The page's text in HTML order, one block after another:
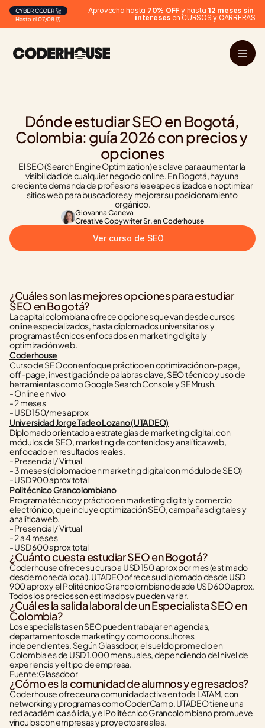
Hasta el 07/08 ⏰
CYBER CODER 🚀 Aprovecha hasta 70% OFF y hasta 12 meses sin
intereses en CURSOS y CARRERAS
Dónde estudiar SEO en Bogotá,
Colombia: guía 2026 con precios y
opciones
El SEO (Search Engine Optimization) es clave para aumentar la
visibilidad de cualquier negocio online. En Bogotá, hay una
creciente demanda de profesionales especializados en optimizar
sitios web para buscadores y mejorar su posicionamiento
orgánico.
Giovanna Caneva
Creative Copywriter Sr. en Coderhouse
Ver curso de SEO
¿Cuáles son las mejores opciones para estudiar
SEO en Bogotá?
La capital colombiana ofrece opciones que van desde cursos
online especializados, hasta diplomados universitarios y
programas técnicos enfocados en marketing digital y
optimización web.
Coderhouse
Curso de SEO con enfoque práctico en optimización on-page,
off-page, investigación de palabras clave, SEO técnico y uso de
herramientas como Google Search Console y SEMrush.
- Online en vivo
- 2 meses
- USD 150/mes aprox
Universidad Jorge Tadeo Lozano (UTADEO)
Diplomado orientado a estrategias de marketing digital, con
módulos de SEO, marketing de contenidos y analítica web,
enfocado en resultados reales.
- Presencial / Virtual
- 3 meses (diplomado en marketing digital con módulo de SEO)
- USD 900 aprox total
Politécnico Grancolombiano
Programa técnico y práctico en marketing digital y comercio
electrónico, que incluye optimización SEO, campañas digitales y
analítica web.
- Presencial / Virtual
- 2 a 4 meses
- USD 600 aprox total
¿Cuánto cuesta estudiar SEO en Bogotá?
Coderhouse ofrece su curso a USD 150 aprox por mes (estimado
desde moneda local). UTADEO ofrece su diplomado desde USD
900 aprox y el Politécnico Grancolombiano desde USD 600 aprox.
Todos los precios son estimados y pueden variar.
¿Cuál es la salida laboral de un Especialista SEO en
Colombia?
Los especialistas en SEO pueden trabajar en agencias,
departamentos de marketing y como consultores
independientes. Según Glassdoor, el sueldo promedio en
Colombia es de USD 1.000 mensuales, dependiendo del nivel de
experiencia y el tipo de empresa.
Fuente:Glassdoor
¿Cómo es la comunidad de alumnos y egresados?
Coderhouse ofrece una comunidad activa en toda LATAM, con
networking y programas como CoderCamp. UTADEO tiene una
red académica sólida, y el Politécnico Grancolombiano promueve
vínculos con empresas y proyectos reales.